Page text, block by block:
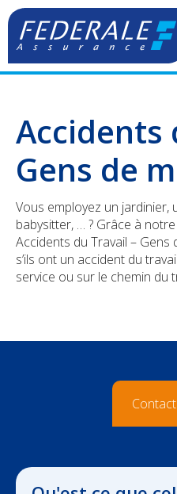
Votre mobilité
Votre habitation
Votre famille
Votre pension
Accidents
Gens de
Vous employez un jardinier,
babysitter, … ? Grâce à
Accidents du Travail –
s’ils ont un accident du
service ou sur le chemin du